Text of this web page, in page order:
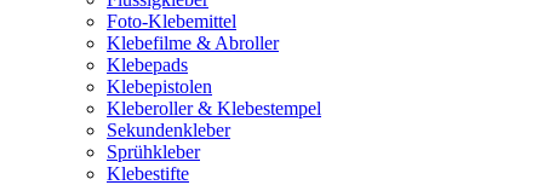
Foto-Klebemittel
Klebefilme & Abroller
Klebepads
Klebepistolen
Kleberoller & Klebestempel
Sekundenkleber
Sprühkleber
Klebestifte